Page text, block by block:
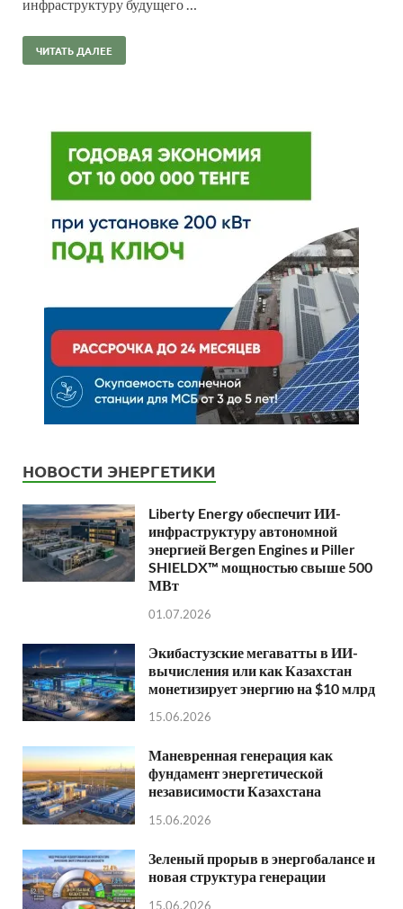
инфраструктуру будущего …
ЧИТАТЬ ДАЛЕЕ
НОВОСТИ ЭНЕРГЕТИКИ
Liberty Energy обеспечит ИИ-
инфраструктуру автономной
энергией Bergen Engines и Piller
SHIELDX™ мощностью свыше 500
МВт
01.07.2026
Экибастузские мегаватты в ИИ-
вычисления или как Казахстан
монетизирует энергию на $10 млрд
15.06.2026
Маневренная генерация как
фундамент энергетической
независимости Казахстана
15.06.2026
Зеленый прорыв в энергобалансе и
новая структура генерации
15.06.2026